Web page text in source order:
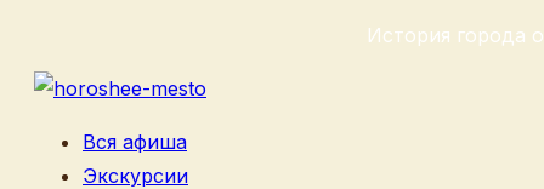
История города
Вся афиша
Экскурсии